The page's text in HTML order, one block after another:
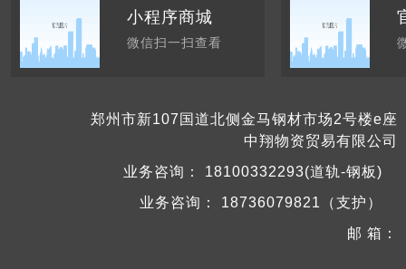
小程序商城
微信扫一扫查看
郑州市新107国道北侧金马钢材市场2号楼e座
中翔物资贸易有限公司
业务咨询：
18100332293(道轨-钢板)
业务咨询：
18736079821（支护）
邮 箱：